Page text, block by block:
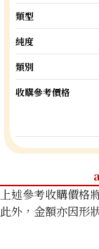
類型
純度
類別
收購參考價格
上述參考收購價格
此外，金額亦因形